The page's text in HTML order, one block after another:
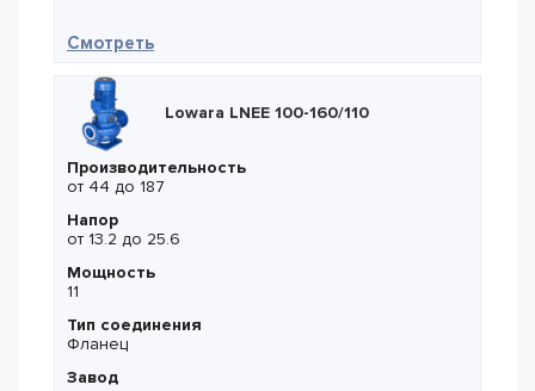
Смотреть— Lowara LNEE 100-160/185
Lowara LNEE 100-160/110
Производительность
от 44 до 187
Напор
от 13.2 до 25.6
Мощность
11
Тип соединения
Фланец
Завод